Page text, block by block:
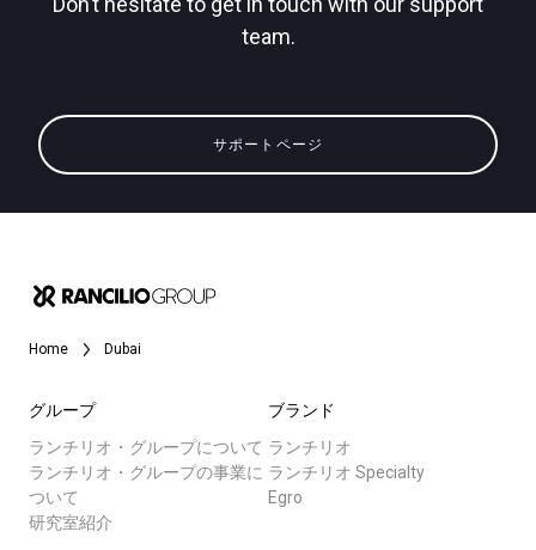
team.
サポートページ
Home Dubai
グループ
ランチリオ・グループについて
ランチリオ・グループの事業に
ついて
研究室紹介
ブランド
ランチリオ
ランチリオ Specialty
Egro